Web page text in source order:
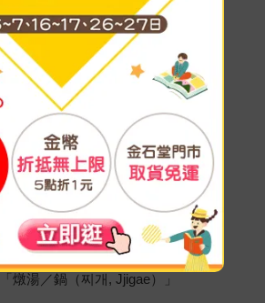
湯（탕, Tang）」
燉湯／鍋（찌개, Jjigae）」